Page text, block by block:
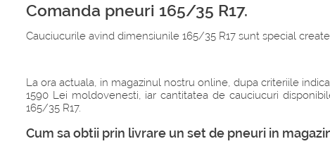
Comanda pneuri 165/35 R17.
Cauciucurile avind dimensiunile 165/35 R17 sunt special
La ora actuala, in magazinul nostru online, dupa criteriile
1590 Lei moldovenesti, iar cantitatea de cauciucuri
165/35 R17.
Cum sa obtii prin livrare un set de pneuri in